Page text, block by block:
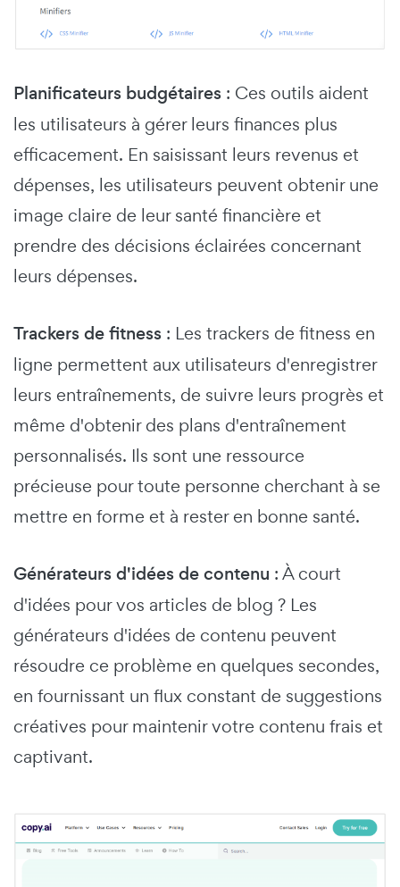
Planificateurs budgétaires : Ces outils aident
les utilisateurs à gérer leurs finances plus
efficacement. En saisissant leurs revenus et
dépenses, les utilisateurs peuvent obtenir une
image claire de leur santé financière et
prendre des décisions éclairées concernant
leurs dépenses.
Trackers de fitness : Les trackers de fitness en
ligne permettent aux utilisateurs d'enregistrer
leurs entraînements, de suivre leurs progrès et
même d'obtenir des plans d'entraînement
personnalisés. Ils sont une ressource
précieuse pour toute personne cherchant à se
mettre en forme et à rester en bonne santé.
Générateurs d'idées de contenu : À court
d'idées pour vos articles de blog ? Les
générateurs d'idées de contenu peuvent
résoudre ce problème en quelques secondes,
en fournissant un flux constant de suggestions
créatives pour maintenir votre contenu frais et
captivant.